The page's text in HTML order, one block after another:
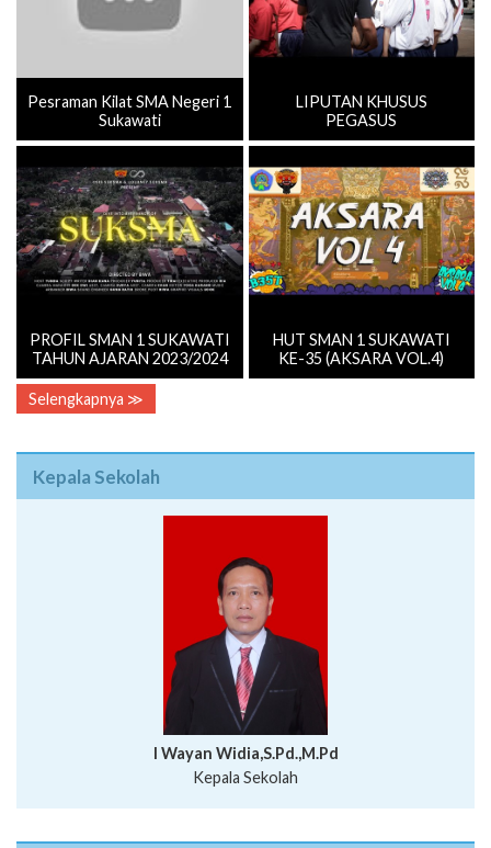
Pesraman Kilat SMA Negeri 1
Sukawati
LIPUTAN KHUSUS
PEGASUS
PROFIL SMAN 1 SUKAWATI
TAHUN AJARAN 2023/2024
HUT SMAN 1 SUKAWATI
KE-35 (AKSARA VOL.4)
Selengkapnya ≫
Kepala Sekolah
I Wayan Widia,S.Pd.,M.Pd
Kepala Sekolah